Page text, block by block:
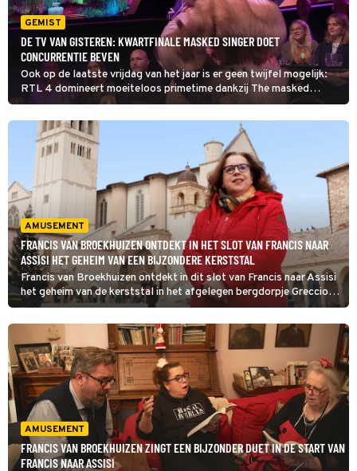
GEMIST
DE TV VAN GISTEREN: KWARTFINALE MASKED SINGER DOET
CONCURRENTIE BEVEN
Ook op de laatste vrijdag van het jaar is er geen twijfel mogelijk:
RTL 4 domineert moeiteloos primetime dankzij The masked
singer dat haar kwartfinale beleefde.
AMUSEMENT
FRANCIS VAN BROEKHUIZEN ONTDEKT IN HET SLOT VAN FRANCIS NAAR
ASSISI HET GEHEIM VAN EEN BIJZONDERE KERSTSTAL
Francis van Broekhuizen ontdekt in dit slot van Francis naar Assisi
het geheim van de kerststal in het afgelegen bergdorpje Greccio.
Hier zette Franciscus van Assisi - naar wie zij vernoemd is - in 1223
voor het eerst een levende kerststal neer.
AMUSEMENT
FRANCIS VAN BROEKHUIZEN ZINGT EEN BIJZONDER DUET IN DE START VAN
FRANCIS NAAR ASSISI